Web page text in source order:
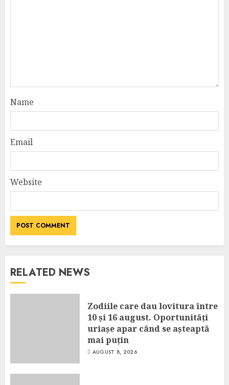
Name
Email
Website
RELATED NEWS
Zodiile care dau lovitura între
10 și 16 august. Oportunități
uriașe apar când se așteaptă
mai puțin
AUGUST 8, 2026